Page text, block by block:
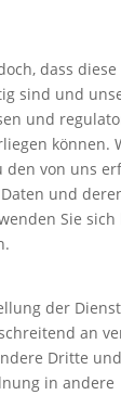
dass
sind und
und
können.
den von uns
und
Sie
der
an
Dritte
in andere